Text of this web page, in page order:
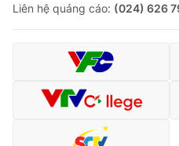
Liên hệ quảng cáo: (024) 626